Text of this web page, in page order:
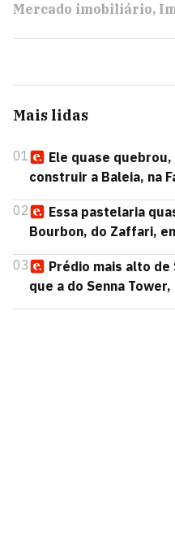
Mercado imobiliário
Mais lidas
01
Ele quase
construir a Baleia, na
02
Essa pastelaria
Bourbon, do Zaffari,
03
Prédio mais alto
que a do Senna Tower,